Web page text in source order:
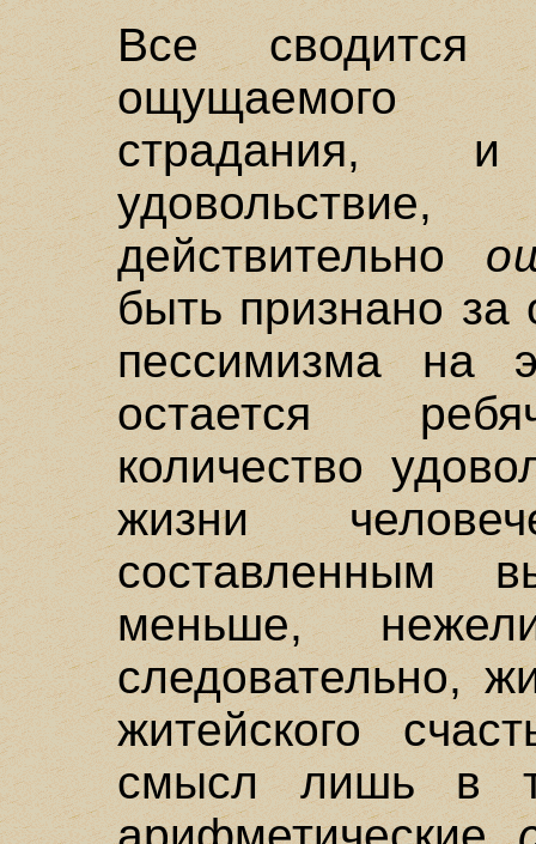
Все сводится
ощущаемого
страдания,
действительно
быть признано
пессимизма на
остается
количество
жизни
составленным
меньше,
следовательно,
житейского
смысл лишь в